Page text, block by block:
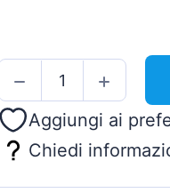
Aggiungi ai
Chiedi